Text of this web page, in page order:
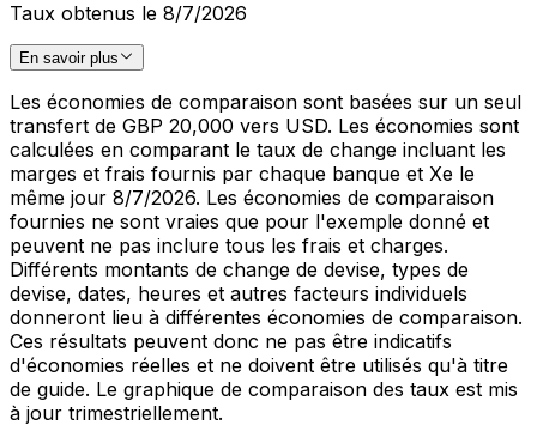
Taux obtenus le 8/7/2026
En savoir plus
Les économies de comparaison sont basées sur un seul
transfert de GBP 20,000 vers USD. Les économies sont
calculées en comparant le taux de change incluant les
marges et frais fournis par chaque banque et Xe le
même jour 8/7/2026. Les économies de comparaison
fournies ne sont vraies que pour l'exemple donné et
peuvent ne pas inclure tous les frais et charges.
Différents montants de change de devise, types de
devise, dates, heures et autres facteurs individuels
donneront lieu à différentes économies de comparaison.
Ces résultats peuvent donc ne pas être indicatifs
d'économies réelles et ne doivent être utilisés qu'à titre
de guide. Le graphique de comparaison des taux est mis
à jour trimestriellement.